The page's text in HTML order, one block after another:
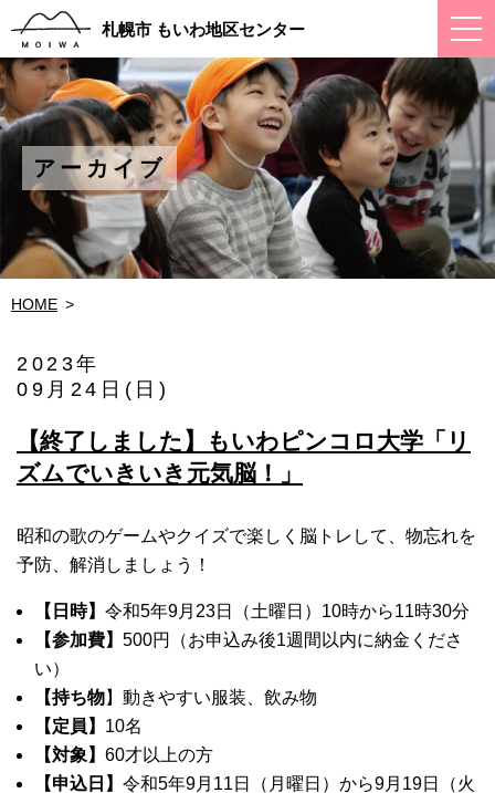
札幌市 もいわ地区センター
アーカイブ
HOME
2023年
09月24日(日)
【終了しました】もいわピンコロ大学「リ
ズムでいきいき元気脳！」
昭和の歌のゲームやクイズで楽しく脳トレして、物忘れを
予防、解消しましょう！
【日時】 令和5年9月23日（土曜日）10時から11時30分
【参加費】 500円（お申込み後1週間以内に納金くださ
い）
【持ち物】動きやすい服装、飲み物
【定員】 10名
【対象】 60才以上の方
【申込日】 令和5年9月11日（月曜日）から9月19日（火
ス
マ
ー
ト
フ
ォ
メ
ニ
ュ
ー